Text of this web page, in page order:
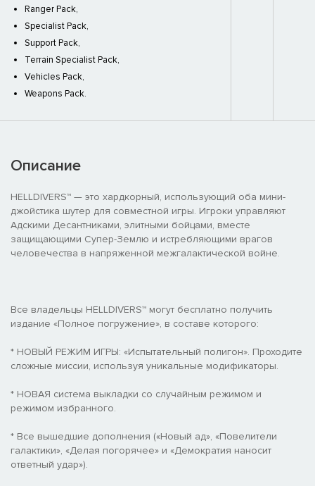
Ranger Pack,
Specialist Pack,
Support Pack,
Terrain Specialist Pack,
Vehicles Pack,
Weapons Pack.
Описание
HELLDIVERS™ — это хардкорный, использующий оба мини-
джойстика шутер для совместной игры. Игроки управляют
Адскими Десантниками, элитными бойцами, вместе
защищающими Супер-Землю и истребляющими врагов
человечества в напряженной межгалактической войне.
Все владельцы HELLDIVERS™ могут бесплатно получить
издание «Полное погружение», в составе которого:
* НОВЫЙ РЕЖИМ ИГРЫ: «Испытательный полигон». Проходите
сложные миссии, используя уникальные модификаторы.
* НОВАЯ система выкладки со случайным режимом и
режимом избранного.
* Все вышедшие дополнения («Новый ад», «Повелители
галактики», «Делая погорячее» и «Демократия наносит
ответный удар»).